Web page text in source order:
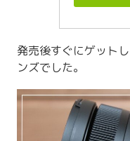
発売後すぐにゲット
ンズでした。